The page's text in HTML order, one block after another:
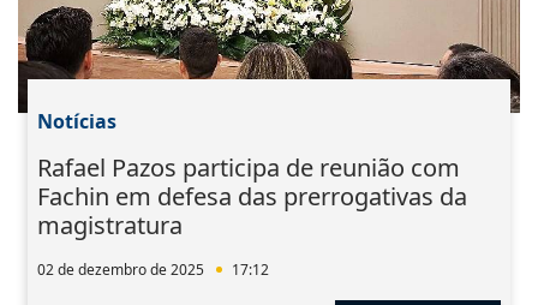
Notícias
Rafael Pazos participa de reunião com
Fachin em defesa das prerrogativas da
magistratura
02 de dezembro de 2025 17:12